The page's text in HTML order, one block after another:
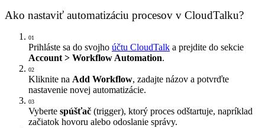
Ako nastaviť automatizáciu procesov v CloudTalku?
01
Prihláste sa do svojho účtu CloudTalk a prejdite do sekcie
Account > Workflow Automation.
02
Kliknite na Add Workflow, zadajte názov a potvrďte
nastavenie novej automatizácie.
03
Vyberte spúšťač (trigger), ktorý proces odštartuje, napríklad
začiatok hovoru alebo odoslanie správy.